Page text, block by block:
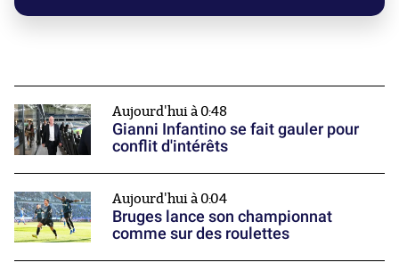
Aujourd'hui à 0:48
Gianni Infantino se fait gauler pour
conflit d'intérêts
Aujourd'hui à 0:04
Bruges lance son championnat
comme sur des roulettes